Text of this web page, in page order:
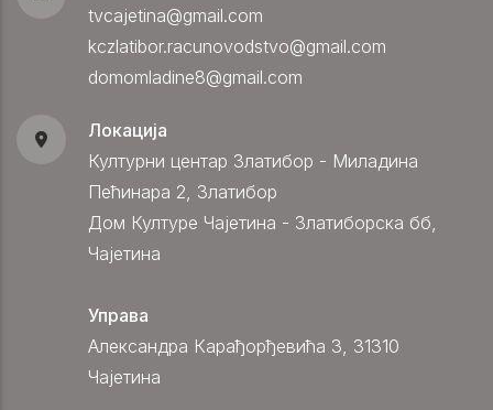
tvcajetina@gmail.com
kczlatibor.racunovodstvo@gmail.com
domomladine8@gmail.com
Локација
Културни центар Златибор - Миладина
Пећинара 2, Златибор
Дом Културе Чајетина - Златиборска бб,
Чајетина
Управа
Александра Карађорђевића 3, 31310
Чајетина